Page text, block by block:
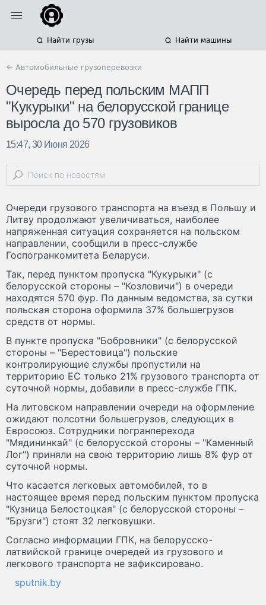
Найти грузы Найти машины
← Автомобильные грузоперевозки
Очередь перед польским МАПП
"Кукурыки" на белорусской границе
выросла до 570 грузовиков
15:47, 30 Июня 2026
Очереди грузового транспорта на въезд в Польшу и
Литву продолжают увеличиваться, наиболее
напряженная ситуация сохраняется на польском
направлении, сообщили в пресс-службе
Госпогранкомитета Беларуси.
Так, перед пунктом пропуска "Кукурыки" (с
белорусской стороны – "Козловичи") в очереди
находятся 570 фур. По данным ведомства, за сутки
польская сторона оформила 37% большегрузов
средств от нормы.
В пункте пропуска "Бобровники" (с белорусской
стороны – "Берестовица") польские
контролирующие службы пропустили на
территорию ЕС только 21% грузового транспорта от
суточной нормы, добавили в пресс-службе ГПК.
На литовском направлении очереди на оформление
ожидают полсотни большегрузов, следующих в
Евросоюз. Сотрудники погранперехода
"Мядининкай" (с белорусской стороны – "Каменный
Лог") приняли на свою территорию лишь 8% фур от
суточной нормы.
Что касается легковых автомобилей, то в
настоящее время перед польским пунктом пропуска
"Кузница Белостоцкая" (с белорусской стороны –
"Брузги") стоят 32 легковушки.
Согласно информации ГПК, на белорусско-
латвийской границе очередей из грузового и
легкового транспорта не зафиксировано.
sputnik.by